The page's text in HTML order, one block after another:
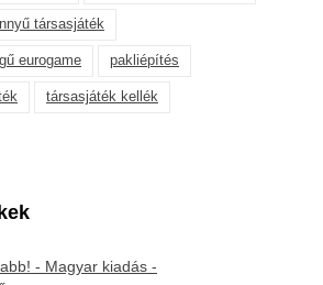
társasjáték
eurogame pakliépítés
társasjáték kellék
- Magyar kiadás -